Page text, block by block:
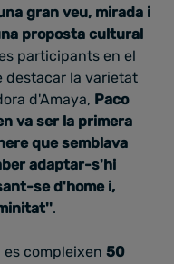
gran veu, mirada i
proposta cultural
participants en el
destacar la varietat
d'Amaya, Paco
va ser la primera
que semblava
adaptar-s'hi
se d'home i,
.
es compleixen 50